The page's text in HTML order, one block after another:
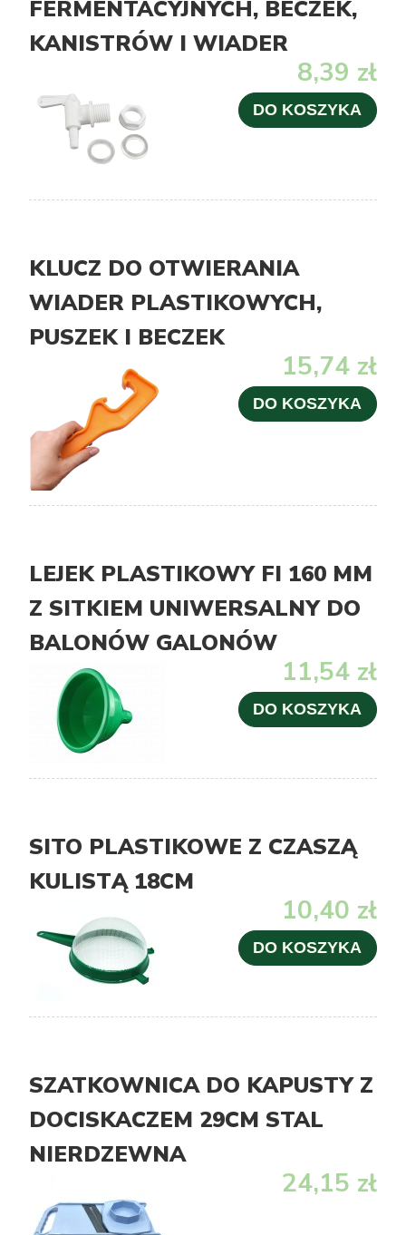
FERMENTACYJNYCH, BECZEK,
KANISTRÓW I WIADER
8,39 zł
DO KOSZYKA
KLUCZ DO OTWIERANIA
WIADER PLASTIKOWYCH,
PUSZEK I BECZEK
15,74 zł
DO KOSZYKA
LEJEK PLASTIKOWY FI 160 MM
Z SITKIEM UNIWERSALNY DO
BALONÓW GALONÓW
11,54 zł
DO KOSZYKA
SITO PLASTIKOWE Z CZASZĄ
KULISTĄ 18CM
10,40 zł
DO KOSZYKA
SZATKOWNICA DO KAPUSTY Z
DOCISKACZEM 29CM STAL
NIERDZEWNA
24,15 zł